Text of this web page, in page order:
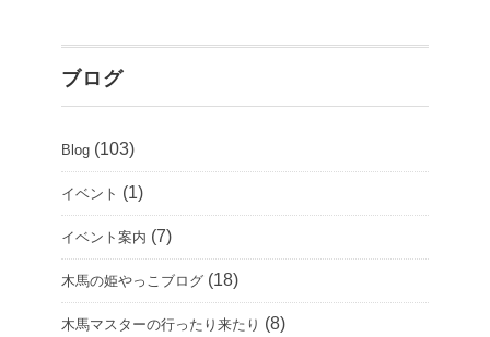
ブログ
Blog (103)
イベント (1)
イベント案内 (7)
木馬の姫やっこブログ (18)
木馬マスターの行ったり来たり (8)